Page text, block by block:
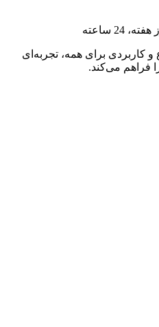
و کاربردی برای همه، تجربه‌ای
فراهم می‌کند.